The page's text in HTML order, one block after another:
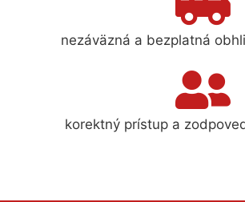
nezáväzná a bezplatná
korektný prístup a